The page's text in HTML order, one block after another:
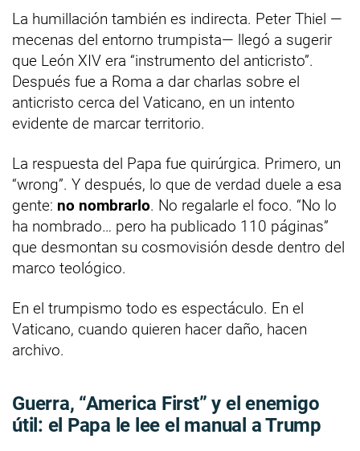
La humillación también es indirecta. Peter Thiel —
mecenas del entorno trumpista— llegó a sugerir
que León XIV era “instrumento del anticristo”.
Después fue a Roma a dar charlas sobre el
anticristo cerca del Vaticano, en un intento
evidente de marcar territorio.
La respuesta del Papa fue quirúrgica. Primero, un
“wrong”. Y después, lo que de verdad duele a esa
gente: no nombrarlo. No regalarle el foco. “No lo
ha nombrado… pero ha publicado 110 páginas”
que desmontan su cosmovisión desde dentro del
marco teológico.
En el trumpismo todo es espectáculo. En el
Vaticano, cuando quieren hacer daño, hacen
archivo.
Guerra, “America First” y el enemigo
útil: el Papa le lee el manual a Trump